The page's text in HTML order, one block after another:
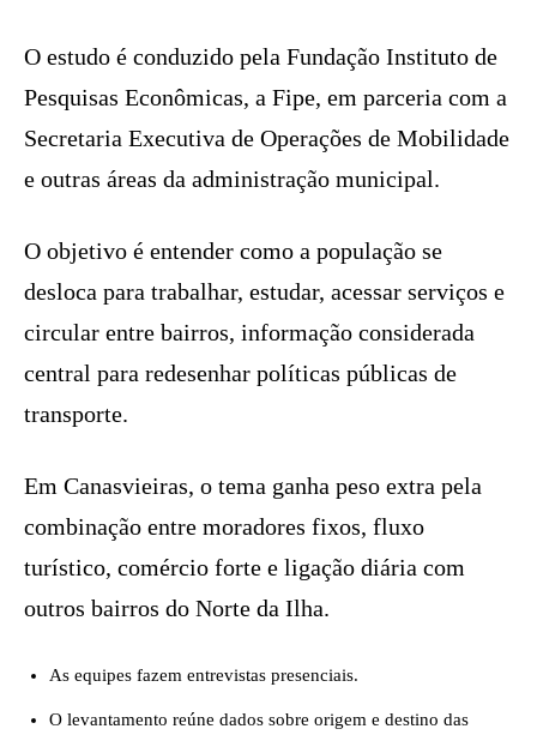
O estudo é conduzido pela Fundação Instituto de
Pesquisas Econômicas, a Fipe, em parceria com a
Secretaria Executiva de Operações de Mobilidade
e outras áreas da administração municipal.
O objetivo é entender como a população se
desloca para trabalhar, estudar, acessar serviços e
circular entre bairros, informação considerada
central para redesenhar políticas públicas de
transporte.
Em Canasvieiras, o tema ganha peso extra pela
combinação entre moradores fixos, fluxo
turístico, comércio forte e ligação diária com
outros bairros do Norte da Ilha.
As equipes fazem entrevistas presenciais.
O levantamento reúne dados sobre origem e destino das